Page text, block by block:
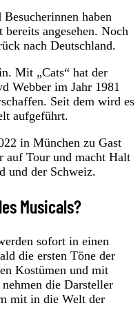
haben
angesehen. Noch
nach Deutschland.
Mit „Cats“ hat der
Webber im Jahr 1981
Seit dem wird es
aufgeführt.
in München zu Gast
auf Tour und macht Halt
und der Schweiz.
Musicals?
sofort in einen
die ersten Töne der
Kostümen und mit
die Darsteller
mit in die Welt der